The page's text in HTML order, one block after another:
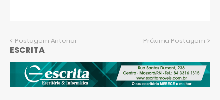
Postagem Anterior Próxima Postagem
ESCRITA